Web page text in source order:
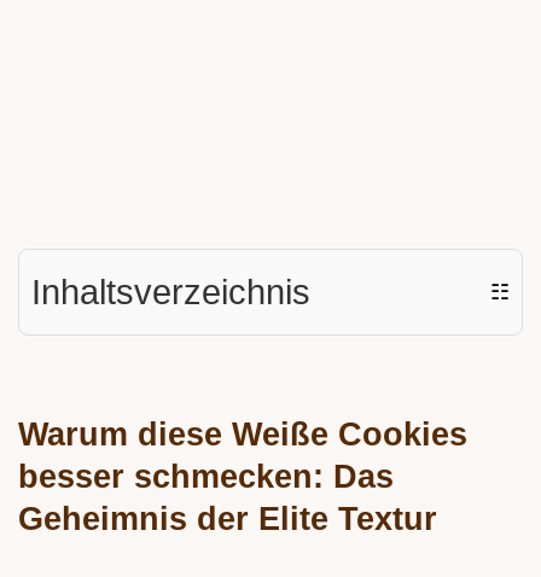
Inhaltsverzeichnis ☷
Warum diese Weiße Cookies
besser schmecken: Das
Geheimnis der Elite Textur